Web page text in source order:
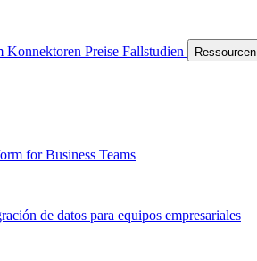
Konnektoren Preise Fallstudien
Ressourcen
for Business Teams
de datos para equipos empresariales